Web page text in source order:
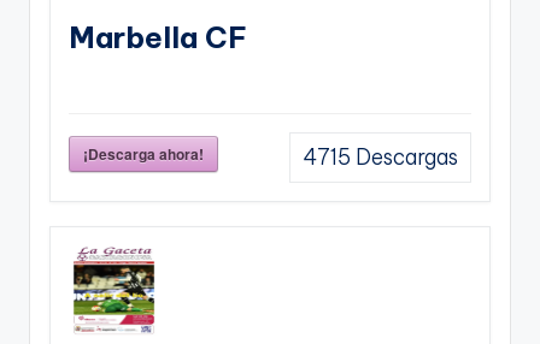
Marbella CF
¡Descarga ahora! 4715 Descargas